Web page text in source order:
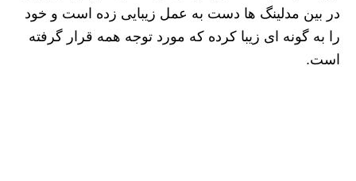
در بین مدلینگ ها دست به عمل زیبایی زده است و خود
را به گونه ای زیبا کرده که مورد توجه همه قرار گرفته
است.